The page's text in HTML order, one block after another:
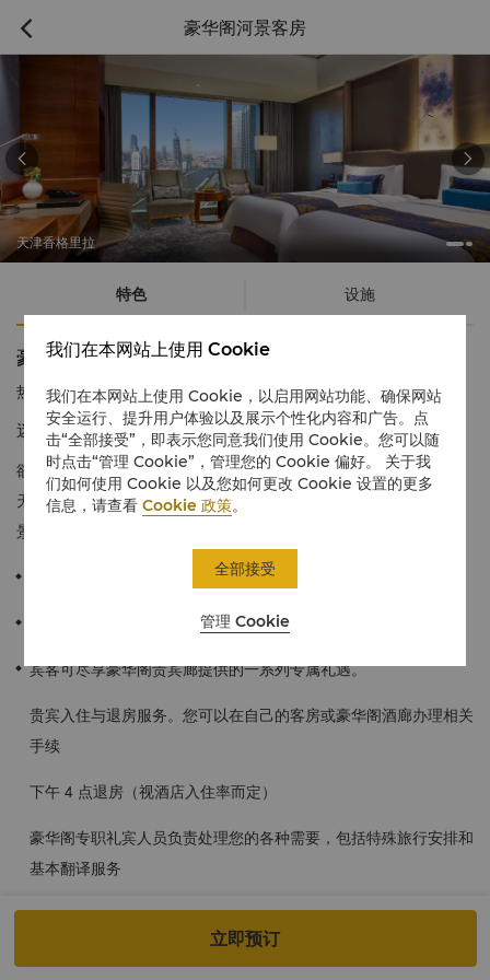
 豪华阁河景客房
天津香格里拉
 
特色 设施
豪华阁河景客房
热线电话 1 866 565 5050
迷人海河美景与豪华阁礼遇
欲穷千里目，更上一层楼。豪华阁河景房位于酒店28至31楼，俯瞰
天津，历史风貌区、摩登天际线、蜿蜒流淌的海河风光。豪华阁河
景房的客人可以使用豪华阁酒廊，尊享多重礼遇。
每间豪华阁客房可透过落地窗尽赏迷人海河景和城市景色。
宾客可尽享豪华阁贵宾廊提供的一系列专属礼遇。
贵宾入住与退房服务。您可以在自己的客房或豪华阁酒廊办理相关
手续
下午 4 点退房（视酒店入住率而定）
豪华阁专职礼宾人员负责处理您的各种需要，包括特殊旅行安排和
基本翻译服务
早间铃响后，您事先选好的热茶、咖啡或热饮送上门
立即预订
我们在本网站上使用 Cookie
我们在本网站上使用 Cookie，以启用网站功能、确保网站
安全运行、提升用户体验以及展示个性化内容和广告。点
击“全部接受”，即表示您同意我们使用 Cookie。您可以随
时点击“管理 Cookie”，管理您的 Cookie 偏好。 关于我
们如何使用 Cookie 以及您如何更改 Cookie 设置的更多
信息，请查看Cookie 政策。
管理 Cookie
全部接受